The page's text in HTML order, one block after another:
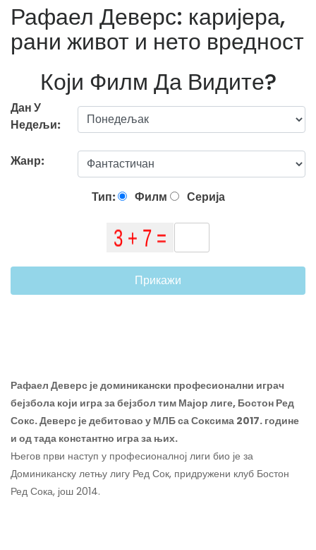
Рафаел Деверс: каријера,
рани живот и нето вредност
Који Филм Да Видите?
Дан У
Недељи:
Жанр:
Тип: Филм Серија
Прикажи
Рафаел Деверс је доминикански професионални играч
бејзбола који игра за бејзбол тим Мајор лиге, Бостон Ред
Сокс. Деверс је дебитовао у МЛБ са Соксима 2017. године
и од тада константно игра за њих.
Његов први наступ у професионалној лиги био је за
Доминиканску летњу лигу Ред Сок, придружени клуб Бостон
Ред Сока, још 2014.